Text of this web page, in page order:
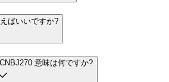
ばいいですか?
意味は何ですか?